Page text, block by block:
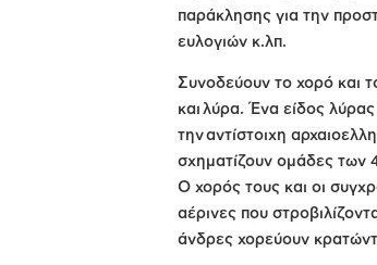
παράκλησης για την
ευλογιών κ.λπ.
Συνοδεύουν το χορό και
και λύρα. Ένα είδος
την αντίστοιχη
σχηματίζουν ομάδες των
Ο χορός τους και οι
αέρινες που
άνδρες χορεύουν